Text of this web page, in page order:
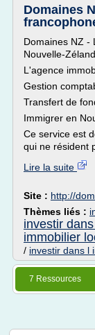
Domaines
Domaines NZ -
Nouvelle-
L'agence
Gestion
Transfert de
Immigrer en
Ce service est
qui ne résident
Lire la suite
Site : http://
Thèmes liés :
investir
immobilier
/ investir dans l
7 Ressources